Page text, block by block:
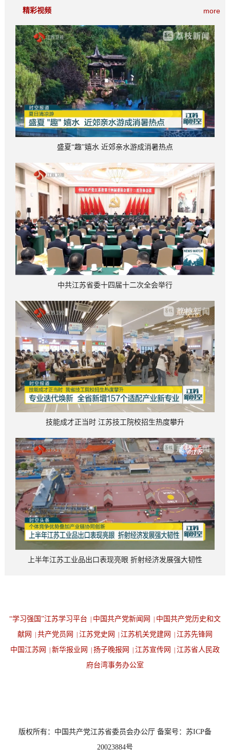
more
精彩视频
盛夏“趣”嬉水 近郊亲水游成消暑热点
中共江苏省委十四届十二次全会举行
技能成才正当时 江苏技工院校招生热度攀升
上半年江苏工业品出口表现亮眼 折射经济发展强大韧性
“学习强国”江苏学习平台 中国共产党新闻网
中国共产党历史和文
献网
共产党员网 江苏党史网 江苏机关党建网
江苏先锋网
中国江苏网
新华报业网 扬子晚报网 江苏宣传网
江苏省人民政
府台湾事务办公室
版权所有：中国共产党江苏省委员会办公厅 备案号：苏ICP备
20023884号